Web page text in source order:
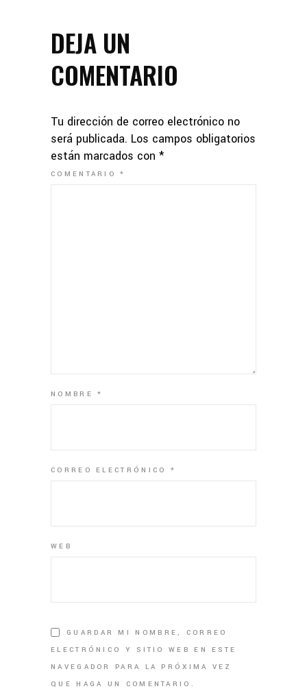
DEJA UN
COMENTARIO
Tu dirección de correo electrónico no
será publicada. Los campos obligatorios
están marcados con *
COMENTARIO*
NOMBRE*
CORREO ELECTRÓNICO *
WEB
GUARDAR MI NOMBRE, CORREO
ELECTRÓNICO Y SITIO WEB EN ESTE
NAVEGADOR PARA LA PRÓXIMA VEZ
QUE HAGA UN COMENTARIO.